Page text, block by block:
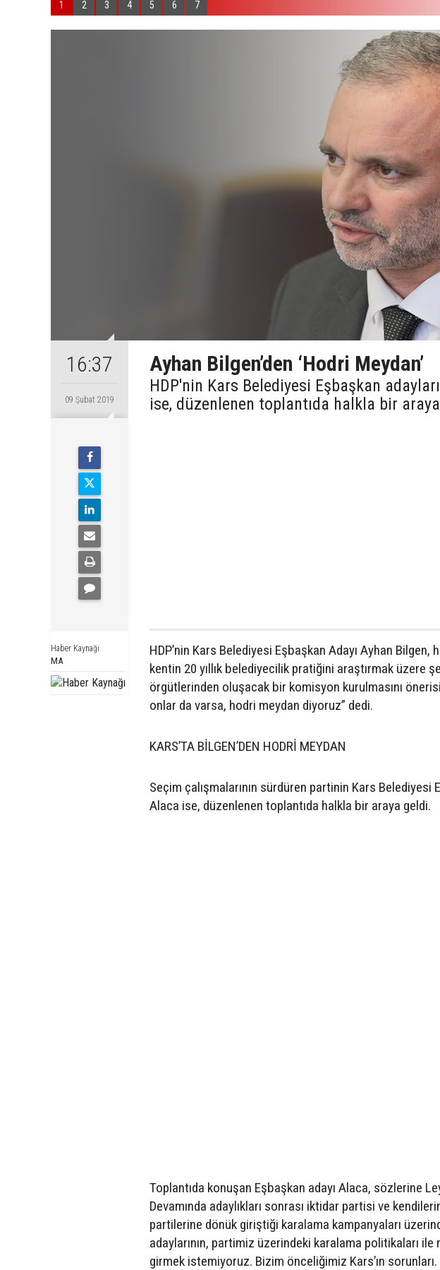
1 2 3 4 5 6 7
16:37
09 Şubat 2019
Haber Kaynağı
MA
Ayhan Bilgen’den ‘Hodri Meydan’
HDP'nin Kars Belediyesi Eşbaşkan
ise, düzenlenen toplantıda halkla bir
HDP’nin Kars Belediyesi Eşbaşkan Adayı Ayhan
kentin 20 yıllık belediyecilik pratiğini araştırmak üzere
örgütlerinden oluşacak bir komisyon kurulmasını
onlar da varsa, hodri meydan diyoruz” dedi.
KARS’TA BİLGEN’DEN HODRİ MEYDAN
Seçim çalışmalarının sürdüren partinin Kars Belediyesi
Alaca ise, düzenlenen toplantıda halkla bir araya geldi.
Toplantıda konuşan Eşbaşkan adayı Alaca, sözlerine
Devamında adaylıkları sonrası iktidar partisi ve
partilerine dönük giriştiği karalama kampanyaları
adaylarının, partimiz üzerindeki karalama politikaları
girmek istemiyoruz. Bizim önceliğimiz Kars’ın sorunları.